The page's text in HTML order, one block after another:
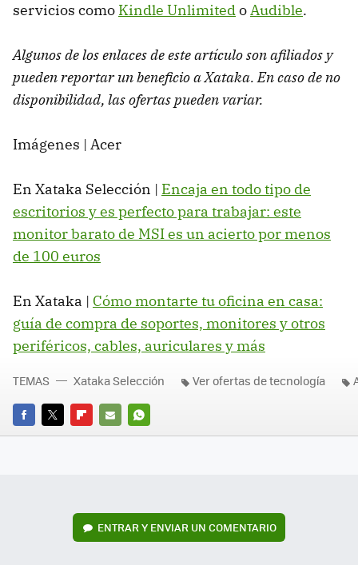
servicios como Kindle UnlimitedoAudible.
Algunos de los enlaces de este artículo son afiliados y
pueden reportar un beneficio a Xataka. En caso de no
disponibilidad, las ofertas pueden variar.
Imágenes | Acer
En Xataka Selección | Encaja en todo tipo de
escritorios y es perfecto para trabajar: este
monitor barato de MSI es un acierto por menos
de 100 euros
En Xataka | Cómo montarte tu oficina en casa:
guía de compra de soportes, monitores y otros
periféricos, cables, auriculares y más
FACEBOOK
TWITTERFLIPBOARD
E-
WHATSAPP
TEMAS Xataka Selección Ver ofertas de tecnología
ENTRAR Y ENVIAR UN COMENTARIO